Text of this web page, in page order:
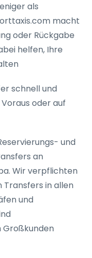
als
macht
oder Rückgabe
helfen, Ihre
schnell und
oder auf
und
an
Wir verpflichten
Transfers in allen
und